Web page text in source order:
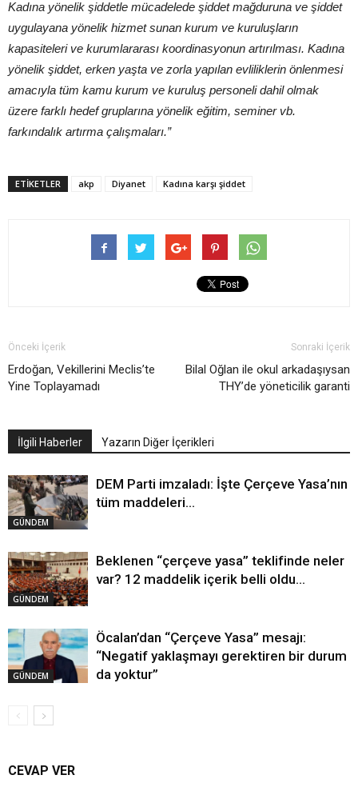
Kadına yönelik şiddetle mücadelede şiddet mağduruna ve şiddet
uygulayana yönelik hizmet sunan kurum ve kuruluşların
kapasiteleri ve kurumlararası koordinasyonun artırılması. Kadına
yönelik şiddet, erken yaşta ve zorla yapılan evliliklerin önlenmesi
amacıyla tüm kamu kurum ve kuruluş personeli dahil olmak
üzere farklı hedef gruplarına yönelik eğitim, seminer vb.
farkındalık artırma çalışmaları.”
ETIKETLER akp Diyanet Kadına karşı şiddet
Önceki İçerik
Erdoğan, Vekillerini Meclis’te
Yine Toplayamadı
Sonraki İçerik
Bilal Oğlan ile okul arkadaşıysan
THY’de yöneticilik garanti
İlgili Haberler Yazarın Diğer İçerikleri
GÜNDEM
DEM Parti imzaladı: İşte Çerçeve Yasa’nın
tüm maddeleri…
GÜNDEM
Beklenen “çerçeve yasa” teklifinde neler
var? 12 maddelik içerik belli oldu…
GÜNDEM
Öcalan’dan “Çerçeve Yasa” mesajı:
“Negatif yaklaşmayı gerektiren bir durum
da yoktur”
CEVAP VER